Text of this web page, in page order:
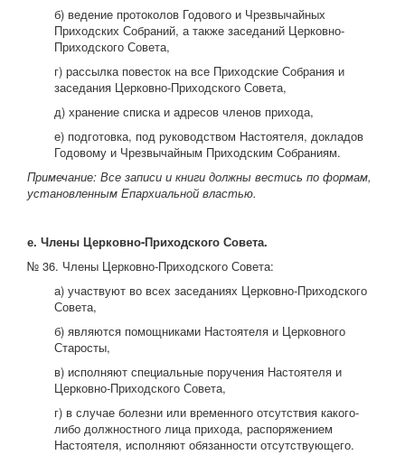
б) ведение протоколов Годового и Чрезвычайных
Приходских Собраний, а также заседаний Церковно-
Приходского Совета,
г) рассылка повесток на все Приходские Собрания и
заседания Церковно-Приходского Совета,
д) хранение списка и адресов членов прихода,
е) подготовка, под руководством Настоятеля, докладов
Годовому и Чрезвычайным Приходским Собраниям.
Примечание: Все записи и книги должны вестись по формам,
установленным Епархиальной властью.
е. Члены Церковно-Приходского Совета.
№ 36. Члены Церковно-Приходского Совета:
а) участвуют во всех заседаниях Церковно-Приходского
Совета,
б) являются помощниками Настоятеля и Церковного
Старосты,
в) исполняют специальные поручения Настоятеля и
Церковно-Приходского Совета,
г) в случае болезни или временного отсутствия какого-
либо должностного лица прихода, распоряжением
Настоятеля, исполняют обязанности отсутствующего.